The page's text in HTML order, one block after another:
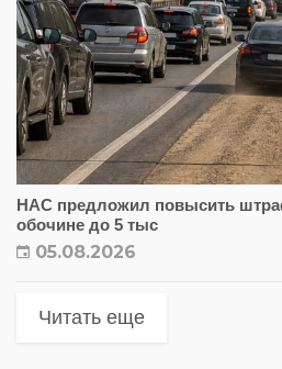
НАС предложил повысить
обочине до 5 тыс
05.08.2026
Читать еще